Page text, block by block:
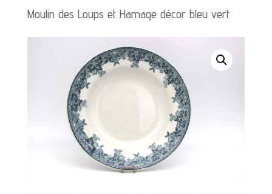
Moulin des Loups et Hamage décor bleu vert